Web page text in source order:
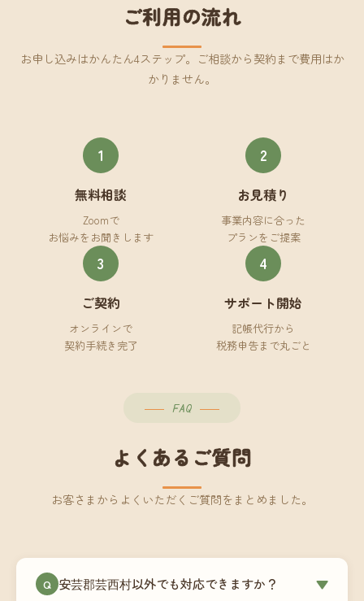
ご利用の流れ
お申し込みはかんたん4ステップ。ご相談から契約まで費用はか
かりません。
1
無料相談
Zoomで
お悩みをお聞きします
2
お見積り
事業内容に合った
プランをご提案
3
ご契約
オンラインで
契約手続き完了
4
サポート開始
記帳代行から
税務申告まで丸ごと
FAQ
よくあるご質問
お客さまからよくいただくご質問をまとめました。
Q 安芸郡芸西村以外でも対応できますか？ ▼